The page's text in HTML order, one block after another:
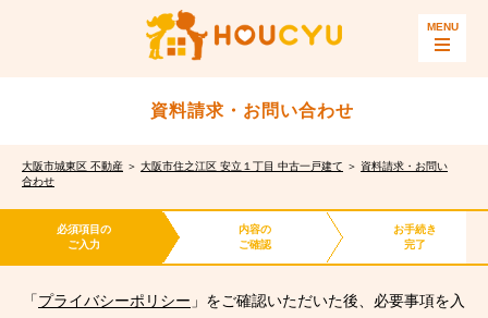
資料請求・お問い合わせ
大阪市城東区 不動産 ＞ 大阪市住之江区 安立１丁目 中古一戸建て ＞ 資料請求・お問い
合わせ
必須項目の
ご入力
内容の
ご確認
お手続き
完了
「プライバシーポリシー 」をご確認いただいた後、必要事項を入